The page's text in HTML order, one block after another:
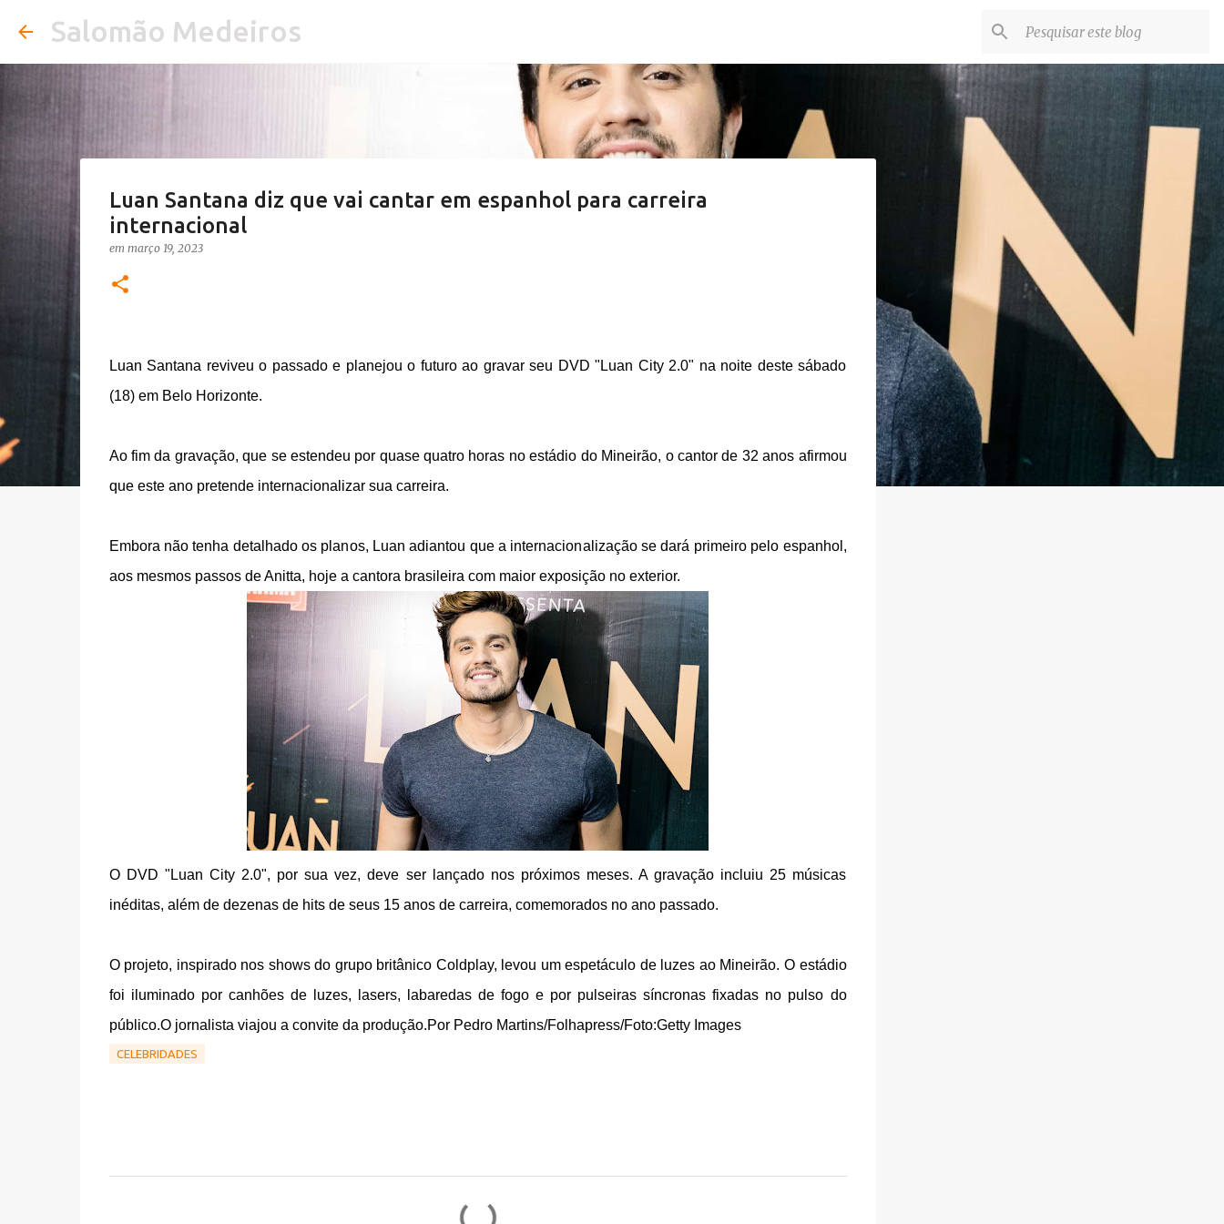
Salomão Medeiros
Luan Santana diz que vai cantar em espanhol para carreira
internacional
em março 19, 2023
Luan Santana reviveu o passado e planejou o futuro ao gravar seu DVD "Luan City 2.0" na noite deste sábado
(18) em Belo Horizonte.
Ao fim da gravação, que se estendeu por quase quatro horas no estádio do Mineirão, o cantor de 32 anos afirmou
que este ano pretende internacionalizar sua carreira.
Embora não tenha detalhado os planos, Luan adiantou que a internacionalização se dará primeiro pelo espanhol,
aos mesmos passos de Anitta, hoje a cantora brasileira com maior exposição no exterior.
O DVD "Luan City 2.0", por sua vez, deve ser lançado nos próximos meses. A gravação incluiu 25 músicas
inéditas, além de dezenas de hits de seus 15 anos de carreira, comemorados no ano passado.
O projeto, inspirado nos shows do grupo britânico Coldplay, levou um espetáculo de luzes ao Mineirão. O estádio
foi iluminado por canhões de luzes, lasers, labaredas de fogo e por pulseiras síncronas fixadas no pulso do
público.O jornalista viajou a convite da produção.Por Pedro Martins/Folhapress/Foto:Getty Images
CELEBRIDADES